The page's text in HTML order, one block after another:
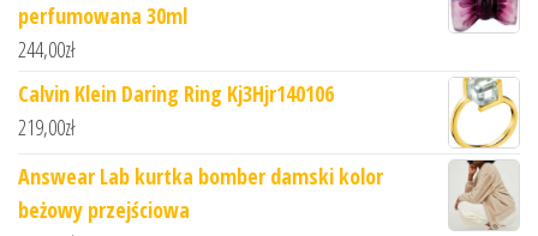
perfumowana 30ml
244,00zł
Calvin Klein Daring Ring Kj3Hjr140106
219,00zł
Answear Lab kurtka bomber damski kolor
beżowy przejściowa